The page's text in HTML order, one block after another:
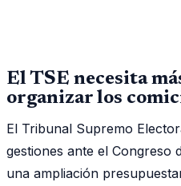
El TSE necesita
organizar los
El Tribunal Supremo
gestiones ante el Congreso
una ampliación